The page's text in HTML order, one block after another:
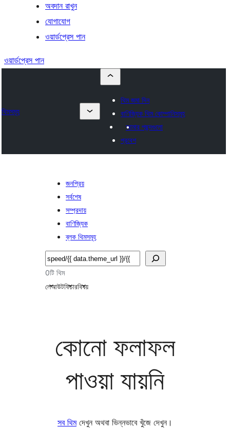
অবদান রাখুন
যোগাযোগ
ওয়ার্ডপ্রেস পান
ওয়ার্ডপ্রেস পান
থিমসমূহ
থিম জমা দিন
বাণিজ্যিক থিম কোম্পানিসমূহ
আমার পছন্দগুলো
প্রবেশ
জনপ্রিয়
সর্বশেষ
সম্প্রদায়
বাণিজ্যিক
ব্লক থিমসমূহ
অনুসন্ধান
0টি থিম
লেআউটফিচারবিষয়
কোনো ফলাফল
পাওয়া যায়নি
সব থিমদেখুন অথবা ভিন্নভাবে খুঁজে দেখুন।